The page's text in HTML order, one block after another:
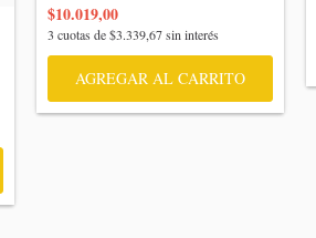
$10.019,00
3 cuotas de$3.339,67sin interés
AGREGAR AL CARRITO